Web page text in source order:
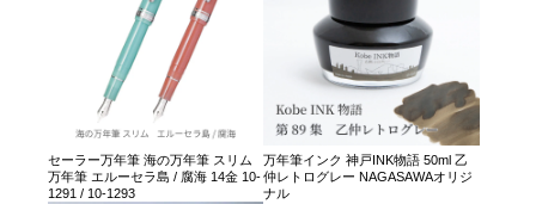
セーラー万年筆 海の万年筆 スリム
万年筆 エルーセラ島 / 腐海 14金 10-
1291 / 10-1293
万年筆インク 神戸INK物語 50ml 乙
仲レトログレー NAGASAWAオリジ
ナル